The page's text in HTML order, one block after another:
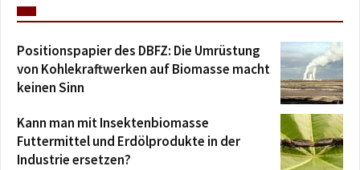
Positionspapier des DBFZ: Die Umrüstung
von Kohlekraftwerken auf Biomasse macht
keinen Sinn
Kann man mit Insektenbiomasse
Futtermittel und Erdölprodukte in der
Industrie ersetzen?